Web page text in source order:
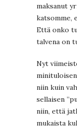
maksanut
katsomme,
Että onko
talvena on
Nyt
niin kuin
sellaisen
niin, että
mukaista